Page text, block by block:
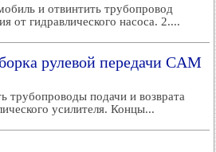
и отвинтить трубопровод
от гидравлического насоса. 2....
рулевой передачи CAM
трубопроводы подачи и возврата
усилителя. Концы...